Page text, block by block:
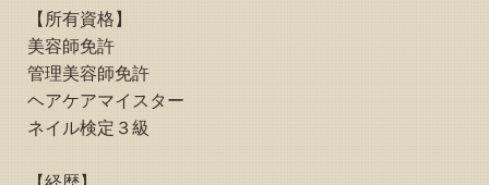
【所有資格】
美容師免許
管理美容師免許
ヘアケアマイスター
ネイル検定３級